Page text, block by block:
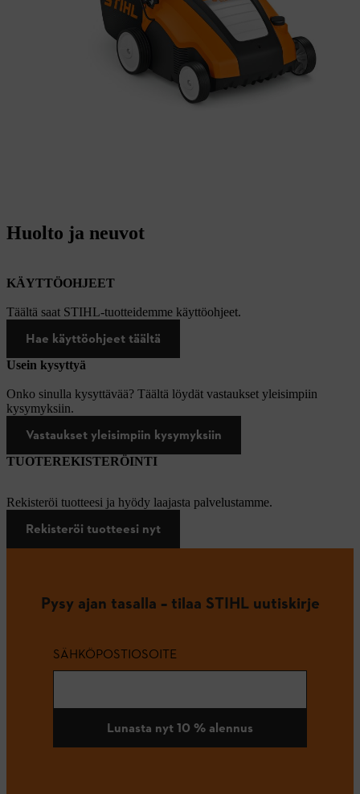
Huolto ja neuvot
KÄYTTÖOHJEET
Täältä saat STIHL-tuotteidemme käyttöohjeet.
Hae käyttöohjeet täältä
Usein kysyttyä
Onko sinulla kysyttävää? Täältä löydät vastaukset yleisimpiin
kysymyksiin.
Vastaukset yleisimpiin kysymyksiin
TUOTEREKISTERÖINTI
Rekisteröi tuotteesi ja hyödy laajasta palvelustamme.
Rekisteröi tuotteesi nyt
Pysy ajan tasalla – tilaa STIHL uutiskirje
SÄHKÖPOSTIOSOITE
Lunasta nyt 10 % alennus